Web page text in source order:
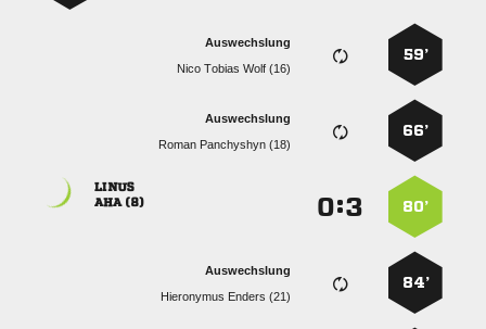
59’
Auswechslung
   
66’
Auswechslung
  
80’
:

 
84’
Auswechslung
  